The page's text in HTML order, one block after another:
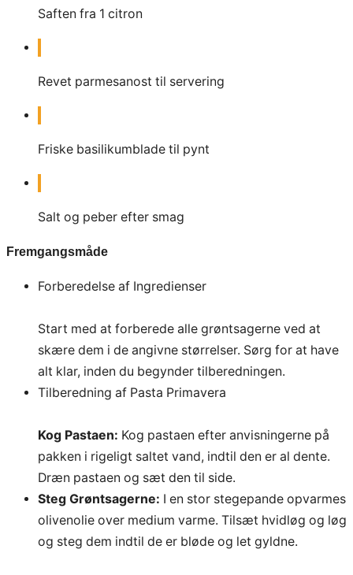
Saften fra 1 citron
Revet parmesanost til servering
Friske basilikumblade til pynt
Salt og peber efter smag
Fremgangsmåde
Forberedelse af Ingredienser
Start med at forberede alle grøntsagerne ved at
skære dem i de angivne størrelser. Sørg for at have
alt klar, inden du begynder tilberedningen.
Tilberedning af Pasta Primavera
Kog Pastaen: Kog pastaen efter anvisningerne på
pakken i rigeligt saltet vand, indtil den er al dente.
Dræn pastaen og sæt den til side.
Steg Grøntsagerne: I en stor stegepande opvarmes
olivenolie over medium varme. Tilsæt hvidløg og løg
og steg dem indtil de er bløde og let gyldne.